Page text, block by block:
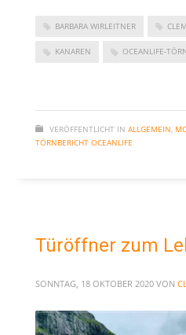
BARBARA WIRLEITNER
KANAREN OCEANLIFE-
VERÖFFENTLICHT IN ALLGEMEIN
TÖRNBERICHT OCEANLIFE
Türöffner zum
SONNTAG, 18 OKTOBER 2020 VON